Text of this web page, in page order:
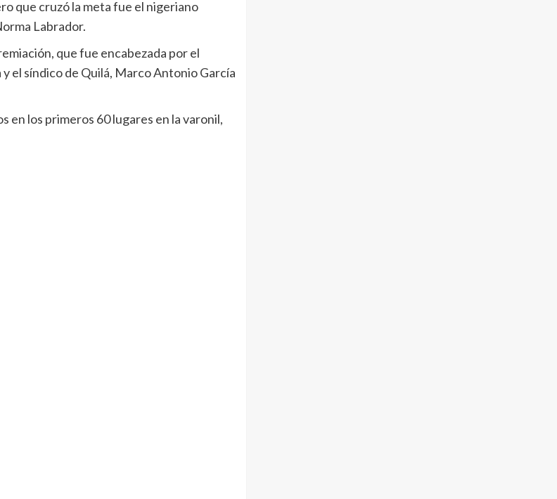
que cruzó la meta fue el nigeriano
Labrador.
que fue encabezada por el
el síndico de Quilá, Marco Antonio García
en los primeros 60 lugares en la varonil,